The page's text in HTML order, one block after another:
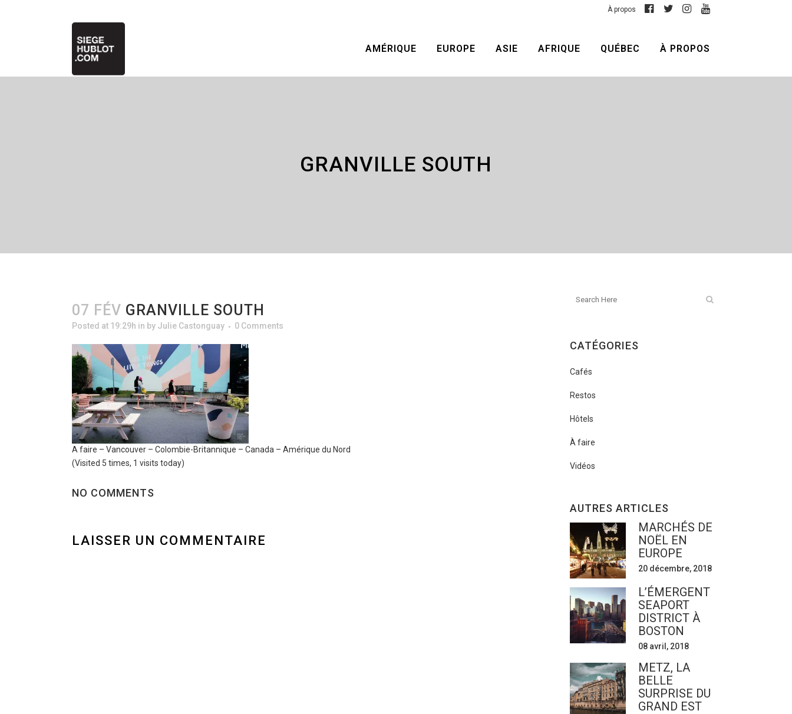
À propos
AMÉRIQUE EUROPE ASIE AFRIQUE QUÉBEC À PROPOS
GRANVILLE SOUTH
07 FÉV GRANVILLE SOUTH
Posted at 19:29h in by Julie Castonguay 0 Comments
A faire – Vancouver – Colombie-Britannique – Canada – Amérique du Nord
(Visited 5 times, 1 visits today)
NO COMMENTS
LAISSER UN COMMENTAIRE
CATÉGORIES
Cafés
Restos
Hôtels
À faire
Vidéos
AUTRES ARTICLES
MARCHÉS DE
NOËL EN
EUROPE
20 décembre, 2018
L’ÉMERGENT
SEAPORT
DISTRICT À
BOSTON
08 avril, 2018
METZ, LA
BELLE
SURPRISE DU
GRAND EST